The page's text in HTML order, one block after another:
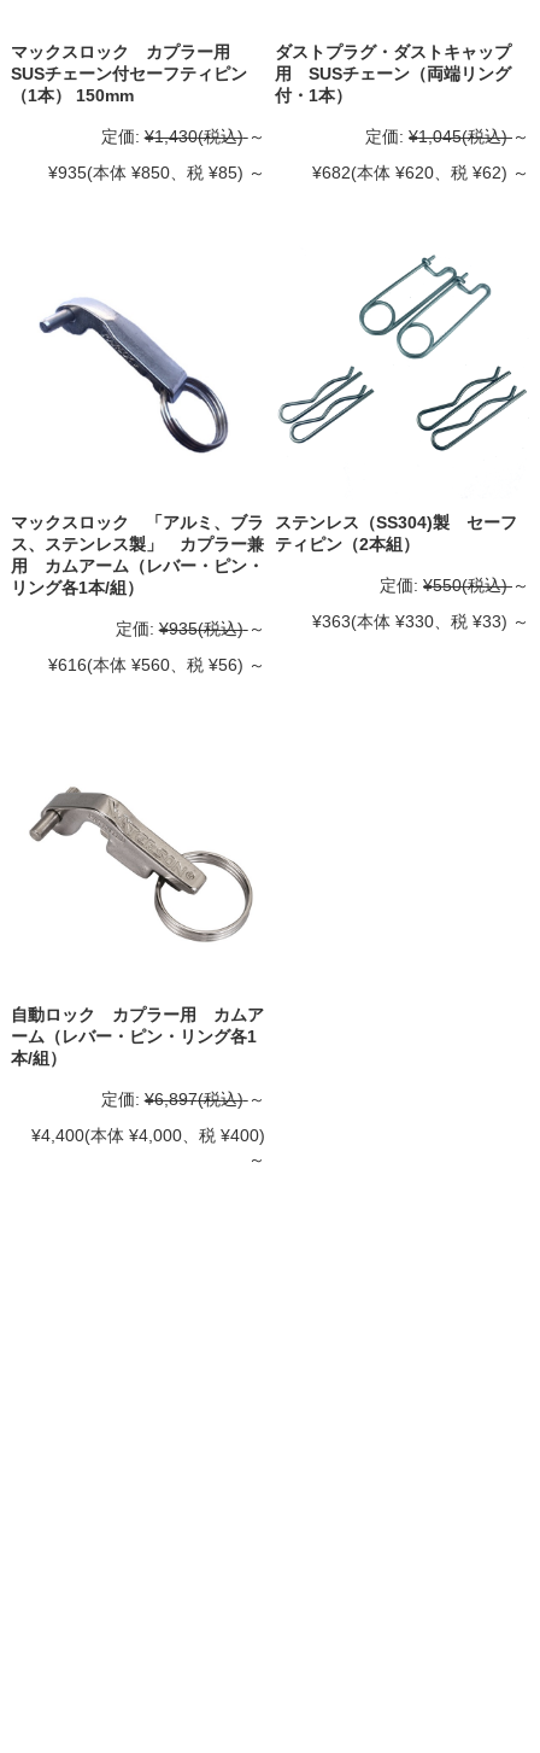
マックスロック カプラー用
SUSチェーン付セーフティピン
（1本） 150mm
定価: ¥1,430(税込) ～
¥935(本体 ¥850、税 ¥85) ～
ダストプラグ・ダストキャップ
用 SUSチェーン（両端リング
付・1本）
定価: ¥1,045(税込) ～
¥682(本体 ¥620、税 ¥62) ～
マックスロック 「アルミ、ブラ
ス、ステンレス製」 カプラー兼
用 カムアーム（レバー・ピン・
リング各1本/組）
定価: ¥935(税込) ～
¥616(本体 ¥560、税 ¥56) ～
ステンレス（SS304)製 セーフ
ティピン（2本組）
定価: ¥550(税込) ～
¥363(本体 ¥330、税 ¥33) ～
自動ロック カプラー用 カムア
ーム（レバー・ピン・リング各1
本/組）
定価: ¥6,897(税込) ～
¥4,400(本体 ¥4,000、税 ¥400)
～